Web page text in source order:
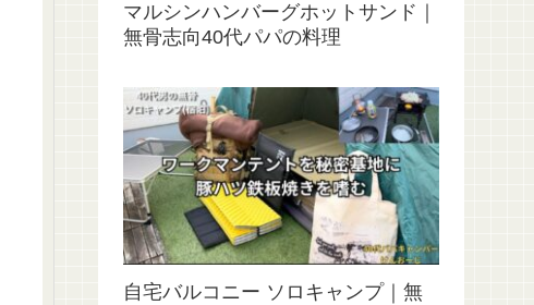
マルシンハンバーグホットサンド｜
無骨志向40代パパの料理
自宅バルコニー ソロキャンプ｜無